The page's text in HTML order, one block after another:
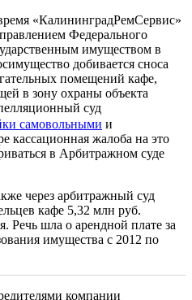
«КалининградРемСервис»
Федерального
имуществом в
добивается сноса
помещений кафе,
в зону охраны объекта
суд
самовольными и
кассационная жалоба на это
в Арбитражном суде
через арбитражный суд
кафе 5,32 млн руб.
Речь шла о арендной плате за
имущества с 2012 по
компании